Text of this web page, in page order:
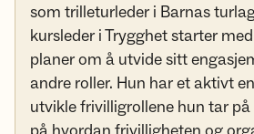
som trilleturleder i Barnas
kursleder i Trygghet starter
planer om å utvide sitt
andre roller. Hun har et aktivt
utvikle frivilligrollene hun tar på